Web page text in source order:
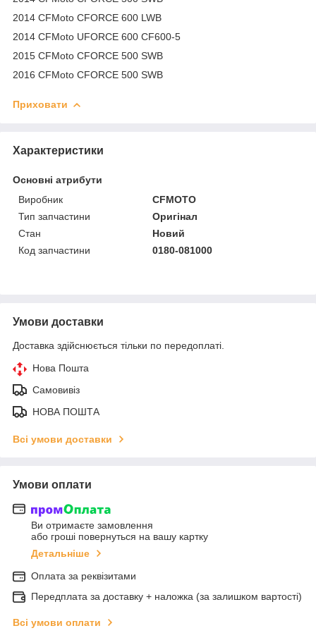
2014 CFMoto CFORCE 600 LWB
2014 CFMoto UFORCE 600 CF600-5
2015 CFMoto CFORCE 500 SWB
2016 CFMoto CFORCE 500 SWB
Приховати
Характеристики
Основні атрибути
Виробник
CFMOTO
Тип запчастини
Оригінал
Стан
Новий
Код запчастини
0180-081000
Умови доставки
Доставка здійснюється тільки по передоплаті.
Нова Пошта
Самовивіз
НОВА ПОШТА
Всі умови доставки
Умови оплати
Ви отримаєте замовлення
або гроші повернуться на вашу картку
Детальніше
Оплата за реквізитами
Передплата за доставку + наложка (за залишком вартості)
Всі умови оплати